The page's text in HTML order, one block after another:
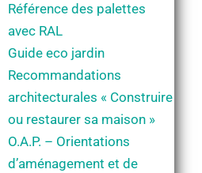
Référence des palettes
avec RAL
Guide eco jardin
Recommandations
architecturales « Construire
ou restaurer sa maison »
O.A.P. – Orientations
d’aménagement et de